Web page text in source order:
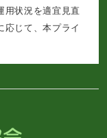
用状況を適宜見直
応じて、本プライ